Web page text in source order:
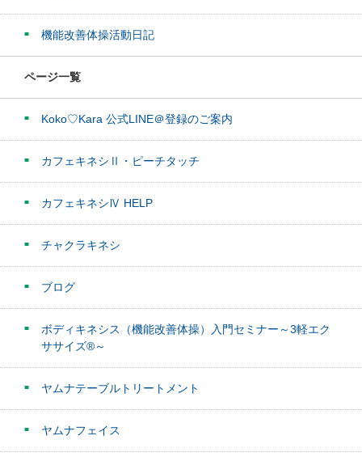
機能改善体操活動日記
ページ一覧
Koko♡Kara 公式LINE＠登録のご案内
カフェキネシⅡ・ピーチタッチ
カフェキネシⅣ HELP
チャクラキネシ
ブログ
ボディキネシス（機能改善体操）入門セミナー～3軽エク
ササイズ®～
ヤムナテーブルトリートメント
ヤムナフェイス